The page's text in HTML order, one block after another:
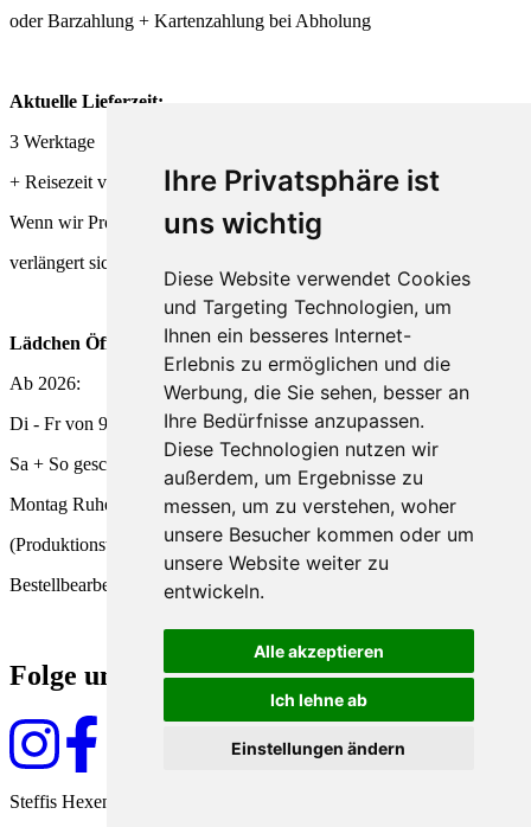
Ihre Privatsphäre ist
uns wichtig
Diese Website verwendet Cookies
und Targeting Technologien, um
Ihnen ein besseres Internet-
Erlebnis zu ermöglichen und die
Werbung, die Sie sehen, besser an
Ihre Bedürfnisse anzupassen.
Diese Technologien nutzen wir
außerdem, um Ergebnisse zu
messen, um zu verstehen, woher
unsere Besucher kommen oder um
unsere Website weiter zu
entwickeln.
Alle akzeptieren
Ich lehne ab
Einstellungen ändern
oder Barzahlung + Kartenzahlung bei Abholung
Aktuelle Lieferzeit:
3 Werktage
+ Reisezeit von DHL + Deutsche Post
Wenn wir Produkte frisch für Dich herstellen,
verlängert sich die Lieferzeit entsprechend.
Lädchen Öffnungszeiten
Ab 2026:
Di - Fr von 9 - 18 Uhr
Sa + So geschlossen
Montag Ruhetag
(Produktionstag und
Bestellbearbeitung)
Folge uns
Steffis Hexenküche seit 2009